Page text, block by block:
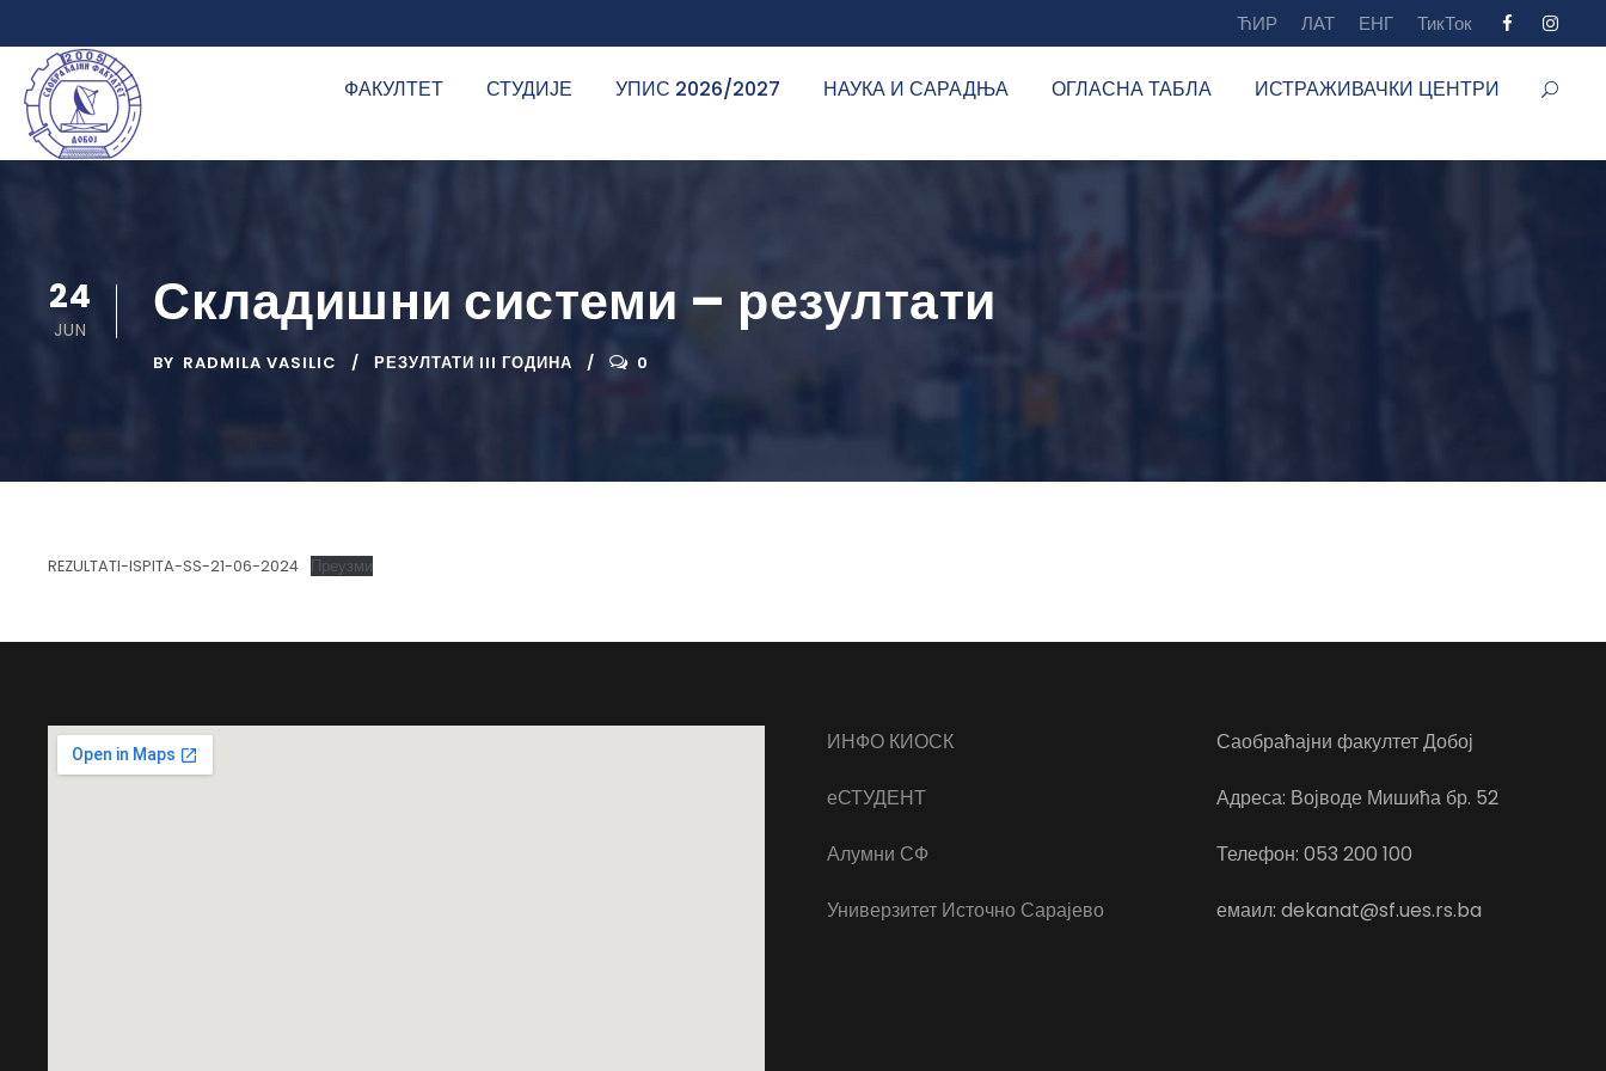
ЋИР ЛАТ ЕНГ ТикТок
ФАКУЛТЕТ СТУДИЈЕ УПИС 2026/2027 НАУКА И САРАДЊА ОГЛАСНА ТАБЛА ИСТРАЖИВАЧКИ ЦЕНТРИ
24
JUN Складишни системи – резултати
BY RADMILA VASILIC РЕЗУЛТАТИ III ГОДИНА 0
REZULTATI-ISPITA-SS-21-06-2024 Преузми
ИНФО КИОСК
еСТУДЕНТ
Алумни СФ
Универзитет Источно Сарајево
Саобраћајни факултет Добој
Адреса: Војводе Мишића бр. 52
Телефон: 053 200 100
емаил: dekanat@sf.ues.rs.ba